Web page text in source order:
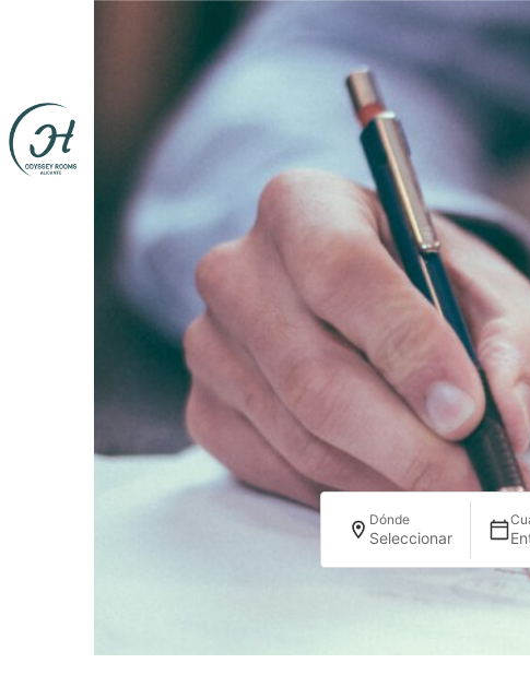
Dónde
Seleccionar